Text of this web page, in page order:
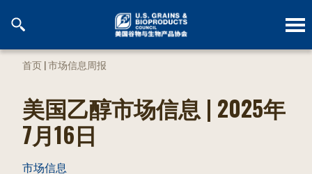
首页|市场信息周报
美国乙醇市场信息 | 2025年
7月16日
市场信息